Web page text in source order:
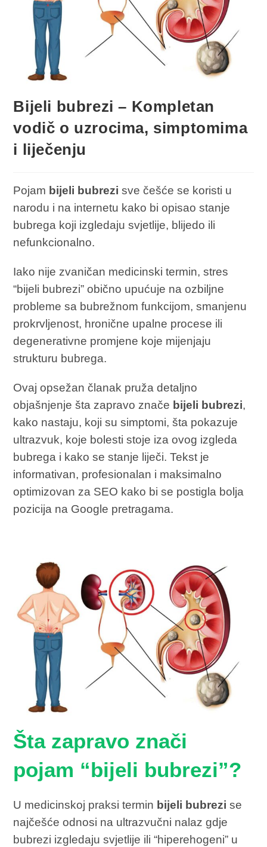
Bijeli bubrezi – Kompletan
vodič o uzrocima, simptomima
i liječenju
Pojam bijeli bubrezi sve češće se koristi u
narodu i na internetu kako bi opisao stanje
bubrega koji izgledaju svjetlije, blijedo ili
nefunkcionalno.
Iako nije zvaničan medicinski termin, stres
“bijeli bubrezi” obično upućuje na ozbiljne
probleme sa bubrežnom funkcijom, smanjenu
prokrvljenost, hronične upalne procese ili
degenerativne promjene koje mijenjaju
strukturu bubrega.
Ovaj opsežan članak pruža detaljno
objašnjenje šta zapravo znače bijeli bubrezi,
kako nastaju, koji su simptomi, šta pokazuje
ultrazvuk, koje bolesti stoje iza ovog izgleda
bubrega i kako se stanje liječi. Tekst je
informativan, profesionalan i maksimalno
optimizovan za SEO kako bi se postigla bolja
pozicija na Google pretragama.
Šta zapravo znači
pojam “bijeli bubrezi”?
U medicinskoj praksi termin bijeli bubrezi se
najčešće odnosi na ultrazvučni nalaz gdje
bubrezi izgledaju svjetlije ili “hiperehogeni” u